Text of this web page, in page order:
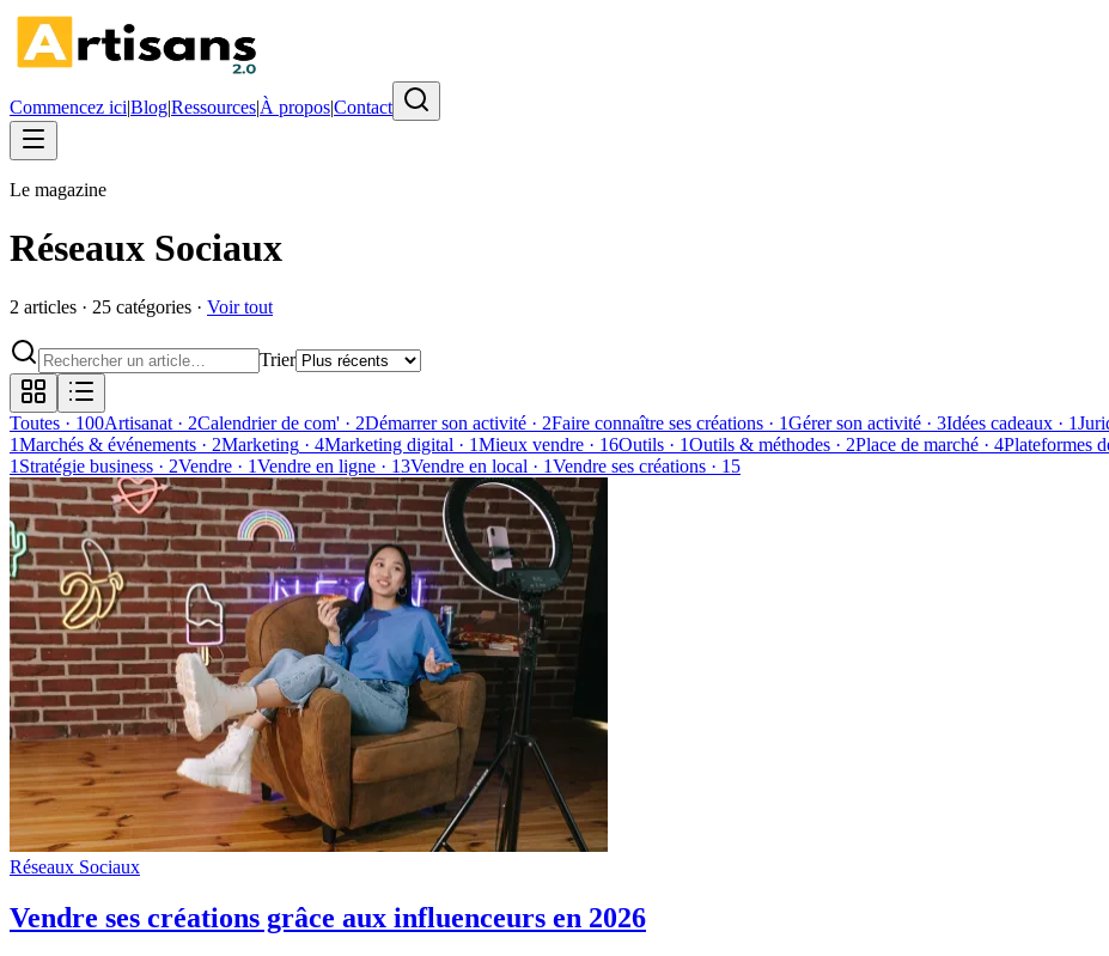
Commencez ici|Blog|Ressources|À propos|Contact
Le magazine
Réseaux Sociaux
2 articles · 25 catégories · Voir tout
Trier
Toutes · 100Artisanat · 2Calendrier de com' · 2Démarrer son activité · 2Faire connaître ses créations · 1Gérer son activité · 3Idées cadeaux · 1
1Marchés & événements · 2Marketing · 4Marketing digital · 1Mieux vendre · 16Outils · 1Outils & méthodes · 2Place de marché · 4Plateformes
1 Stratégie business · 2Vendre · 1Vendre en ligne · 13Vendre en local · 1Vendre ses créations · 15
Réseaux Sociaux
Vendre ses créations grâce aux influenceurs en 2026